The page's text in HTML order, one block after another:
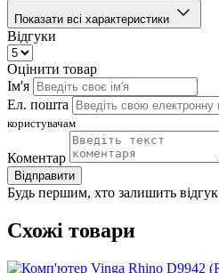
Показати всі характеристики
Відгуки
Оцінити товар
Ім'я
Ел. пошта
користувачам
Коментар
Відправити
Будь першим, хто залишить відгук
Схожі товари